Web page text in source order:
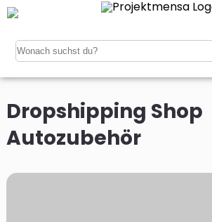
Dropshipping Shop
Autozubehör